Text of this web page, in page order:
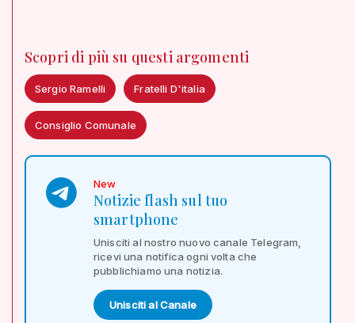
Scopri di più su questi argomenti
Sergio Ramelli Fratelli D'italia
Consiglio Comunale
New
Notizie flash sul tuo
smartphone
Unisciti al nostro nuovo canale Telegram,
ricevi una notifica ogni volta che
pubblichiamo una notizia.
Unisciti al Canale